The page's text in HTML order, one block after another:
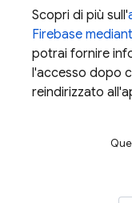
Scopri di più sull'
Firebase
potrai fornire
l'accesso dopo
reindirizzato